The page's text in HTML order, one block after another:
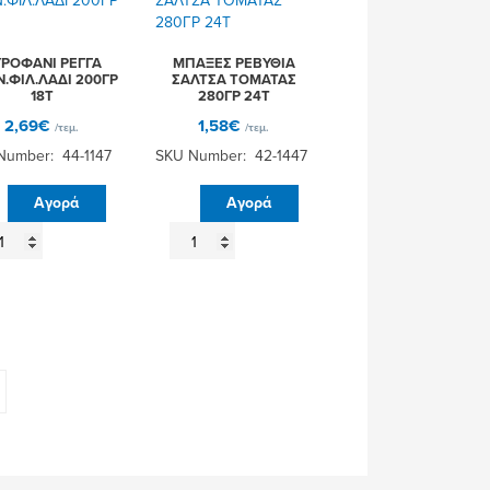
ποσότητα
ΡΕΓΓΑ
200ΓΡ
18Τ
2,69€ /τεμ.
44-1147
Αγορά
ΜΠΑΞΕΣ ΡΕΒΥΘΙΑ
ΣΑΛΤΣΑ ΤΟΜΑΤΑΣ
280ΓΡ 24Τ
1,58€ /τεμ.
SKU Number: 42-1447
Αγορά
ΜΠΑΞΕΣ
ΡΕΒΥΘΙΑ